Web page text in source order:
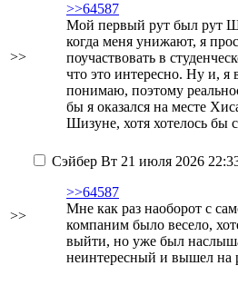
>>
>>64587
Мой первый рут был рут
когда меня унижают, я
поучаствовать в
что это интересно. Ну и, я
понимаю, поэтому
бы я оказался на месте
Шизуне, хотя хотелось бы
>>
Сэйбер Вт 21 июля 2026
>>64587
Мне как раз наоборот с
компаним было весело,
выйти, но уже был
неинтересный и вышел на